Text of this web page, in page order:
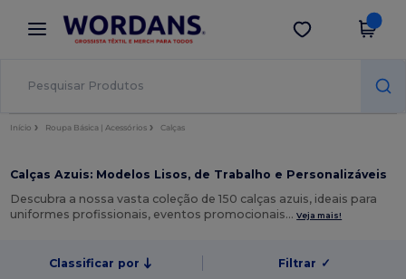
× App Wordans
Melhores preços na app!
Obter app
Início Roupa Básica | Acessórios Calças
Calças Azuis: Modelos Lisos, de Trabalho e Personalizáveis
Descubra a nossa vasta coleção de 150 calças azuis, ideais para
uniformes profissionais, eventos promocionais…Veja mais!
Classificar por Filtrar ✓